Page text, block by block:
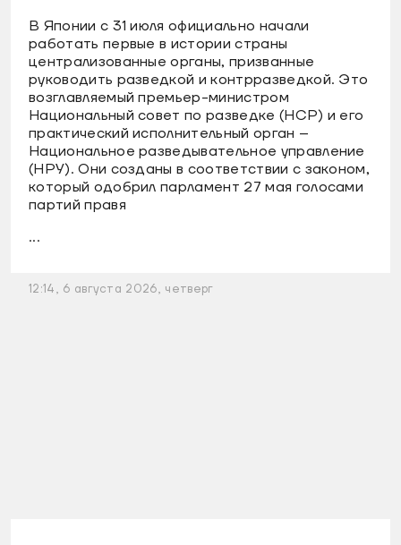
В Японии с 31 июля официально начали
работать первые в истории страны
централизованные органы, призванные
руководить разведкой и контрразведкой. Это
возглавляемый премьер-министром
Национальный совет по разведке (НСР) и его
практический исполнительный орган –
Национальное разведывательное управление
(НРУ). Они созданы в соответствии с законом,
который одобрил парламент 27 мая голосами
партий правя
...
12:14, 6 августа 2026, четверг